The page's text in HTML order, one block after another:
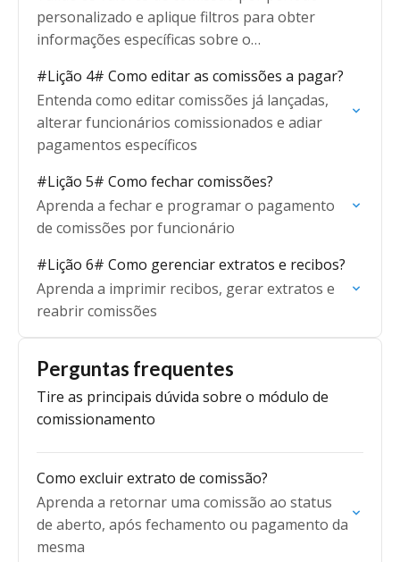
personalizado e aplique filtros para obter
informações específicas sobre o
#Lição 4# Como editar as comissões a pagar?
Entenda como editar comissões já lançadas,
alterar funcionários comissionados e adiar
pagamentos específicos
#Lição 5# Como fechar comissões?
Aprenda a fechar e programar o pagamento
de comissões por funcionário
#Lição 6# Como gerenciar extratos e recibos?
Aprenda a imprimir recibos, gerar extratos e
reabrir comissões
Perguntas frequentes
Tire as principais dúvida sobre o módulo de
comissionamento
Como excluir extrato de comissão?
Aprenda a retornar uma comissão ao status
de aberto, após fechamento ou pagamento da
mesma